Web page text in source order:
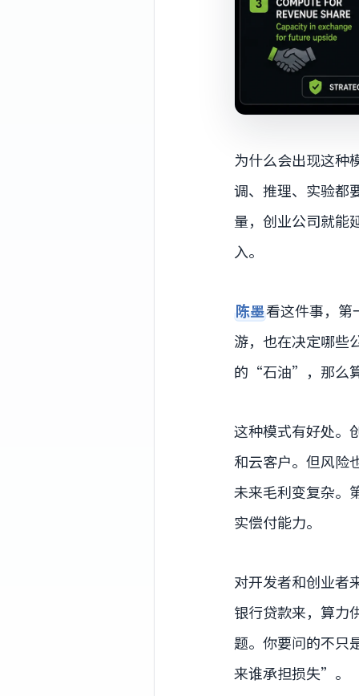
为什么会出现这种
调、推理、实验都
量，创业公司就能
入。
陈墨看这件事，
游，也在决定哪些
的“石油”，那么
这种模式有好处。
和云客户。但风险
未来毛利变复杂。
实偿付能力。
对开发者和创业者
银行贷款来，算力
题。你要问的不
来谁承担损失”。